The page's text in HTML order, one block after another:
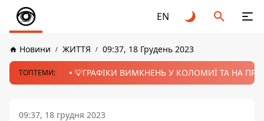
EN
Новини ЖИТТЯ 09:37, 18 Грудень 2023
ТОПТЕМИ: 💡ГРАФІКИ ВИМКНЕНЬ У КОЛОМИЇ ТА НА
09:37, 18 грудня 2023